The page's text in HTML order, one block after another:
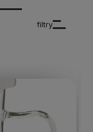
filtry